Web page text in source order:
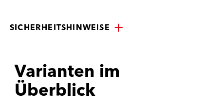
SICHERHEITSHINWEISE
Varianten im
Überblick